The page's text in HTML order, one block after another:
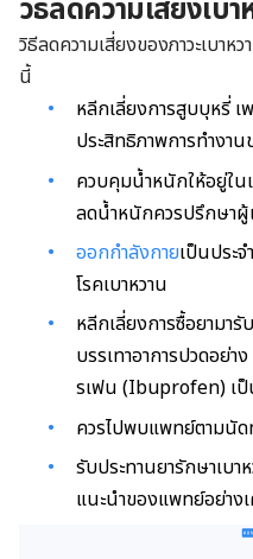
วิธีลดความเสี่ยงเบา
วิธีลดความเสี่ยงของภาวะเบาห
นี้
หลีกเลี่ยงการสูบบุหรี่ เ
ประสิทธิภาพการทำงา
ควบคุมน้ำหนักให้อยู่ใ
ลดน้ำหนักควรปรึกษาผู้
ออกกำลังกายเป็นประ
โรคเบาหวาน
หลีกเลี่ยงการซื้อยามารั
บรรเทาอาการปวดอย่
รเฟน (Ibuprofen) เ
ควรไปพบแพทย์ตามนั
รับประทานยารักษาเบ
แนะนำของแพทย์อย่าง